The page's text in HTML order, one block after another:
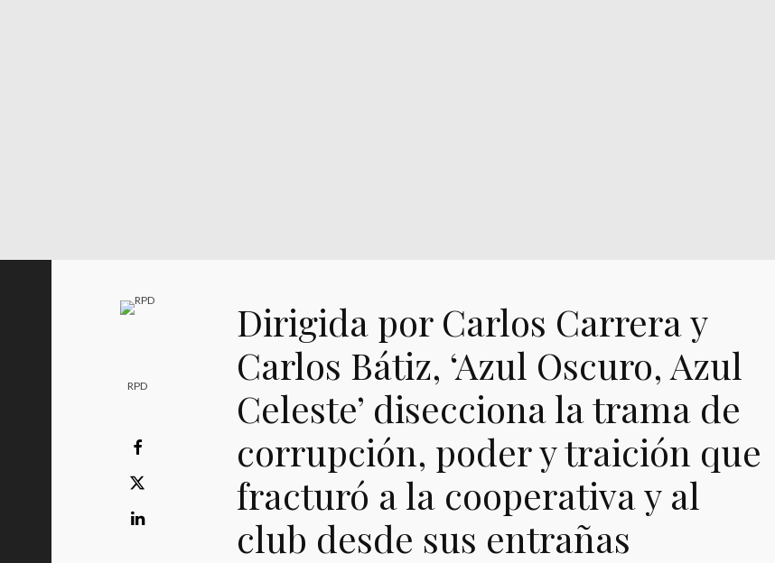
RPD
Dirigida por Carlos Carrera y
Carlos Bátiz, ‘Azul Oscuro, Azul
Celeste’ disecciona la trama de
corrupción, poder y traición que
fracturó a la cooperativa y al
club desde sus entrañas